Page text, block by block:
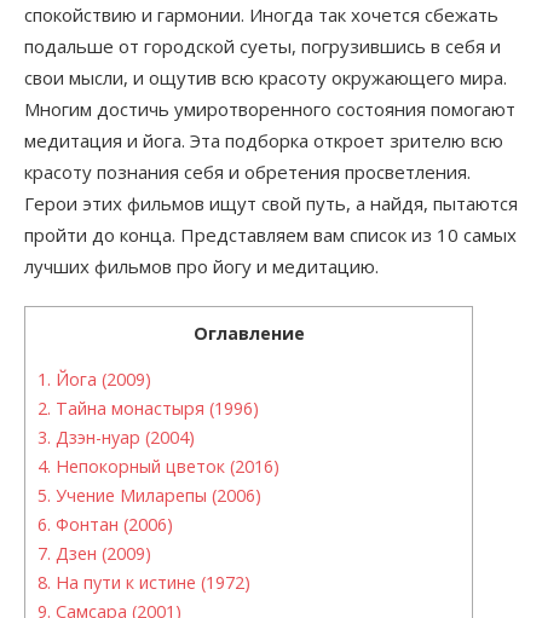
спокойствию и гармонии. Иногда так хочется сбежать
подальше от городской суеты, погрузившись в себя и
свои мысли, и ощутив всю красоту окружающего мира.
Многим достичь умиротворенного состояния помогают
медитация и йога. Эта подборка откроет зрителю всю
красоту познания себя и обретения просветления.
Герои этих фильмов ищут свой путь, а найдя, пытаются
пройти до конца. Представляем вам список из 10 самых
лучших фильмов про йогу и медитацию.
Оглавление
1. Йога (2009)
2. Тайна монастыря (1996)
3. Дзэн-нуар (2004)
4. Непокорный цветок (2016)
5. Учение Миларепы (2006)
6. Фонтан (2006)
7. Дзен (2009)
8. На пути к истине (1972)
9. Самсара (2001)